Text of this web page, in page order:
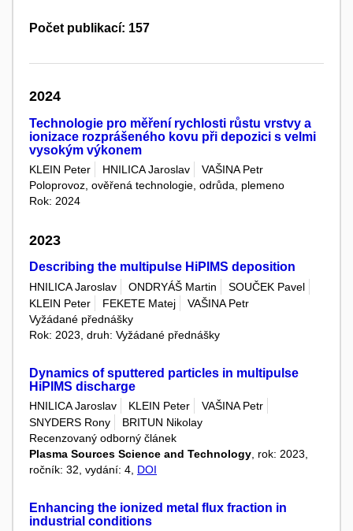
Počet publikací: 157
2024
Technologie pro měření rychlosti růstu vrstvy a
ionizace rozprášeného kovu při depozici s velmi
vysokým výkonem
KLEIN Peter HNILICA Jaroslav
VAŠINA Petr
Poloprovoz, ověřená technologie, odrůda, plemeno
Rok: 2024
2023
Describing the multipulse HiPIMS deposition
HNILICA Jaroslav ONDRYÁŠ Martin
SOUČEK Pavel
KLEIN Peter
FEKETE Matej
VAŠINA Petr
Vyžádané přednášky
Rok: 2023, druh: Vyžádané přednášky
Dynamics of sputtered particles in multipulse
HiPIMS discharge
HNILICA Jaroslav KLEIN Peter
VAŠINA Petr
SNYDERS Rony
BRITUN Nikolay
Recenzovaný odborný článek
Plasma Sources Science and Technology, rok: 2023,
ročník: 32, vydání: 4, DOI
Enhancing the ionized metal flux fraction in
industrial conditions